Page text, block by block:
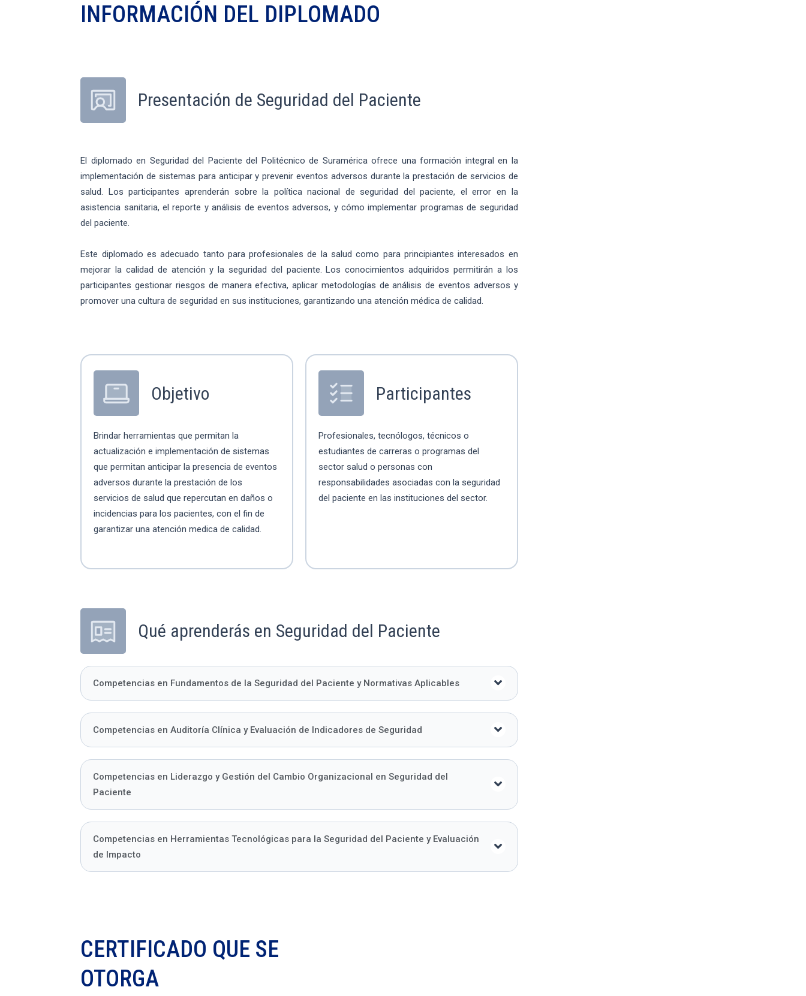
INFORMACIÓN DEL DIPLOMADO
Presentación de Seguridad del Paciente
El diplomado en Seguridad del Paciente del Politécnico de Suramérica ofrece una formación integral en la
implementación de sistemas para anticipar y prevenir eventos adversos durante la prestación de servicios de
salud. Los participantes aprenderán sobre la política nacional de seguridad del paciente, el error en la
asistencia sanitaria, el reporte y análisis de eventos adversos, y cómo implementar programas de seguridad
del paciente.
Este diplomado es adecuado tanto para profesionales de la salud como para principiantes interesados en
mejorar la calidad de atención y la seguridad del paciente. Los conocimientos adquiridos permitirán a los
participantes gestionar riesgos de manera efectiva, aplicar metodologías de análisis de eventos adversos y
promover una cultura de seguridad en sus instituciones, garantizando una atención médica de calidad.
Objetivo
Brindar herramientas que permitan la
actualización e implementación de sistemas
que permitan anticipar la presencia de eventos
adversos durante la prestación de los
servicios de salud que repercutan en daños o
incidencias para los pacientes, con el fin de
garantizar una atención medica de calidad.
Participantes
Profesionales, tecnólogos, técnicos o
estudiantes de carreras o programas del
sector salud o personas con
responsabilidades asociadas con la seguridad
del paciente en las instituciones del sector.
Qué aprenderás en Seguridad del Paciente
Competencias en Fundamentos de la Seguridad del Paciente y Normativas Aplicables
Competencias en Auditoría Clínica y Evaluación de Indicadores de Seguridad
Competencias en Liderazgo y Gestión del Cambio Organizacional en Seguridad del
Paciente
Competencias en Herramientas Tecnológicas para la Seguridad del Paciente y Evaluación
de Impacto
CERTIFICADO QUE SE
OTORGA